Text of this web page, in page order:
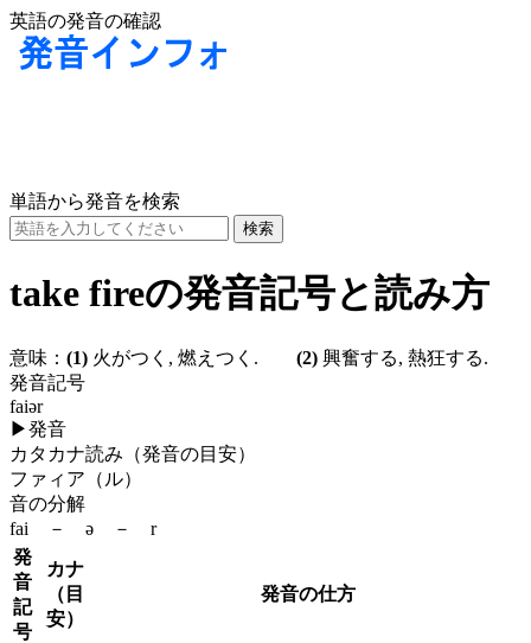
英語の発音の確認
単語から発音を検索
take fireの発音記号と読み方
意味： (1) 火がつく, 燃えつく. (2) 興奮する, 熱狂する.
発音記号
faiər
▶発音
カタカナ読み（発音の目安）
ファィア（ル）
音の分解
fai － ə － r
発
音
記
号
カナ
（目
安）
発音の仕方